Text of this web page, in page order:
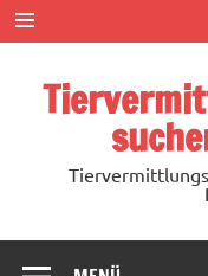
Zum
Inhalt
springen